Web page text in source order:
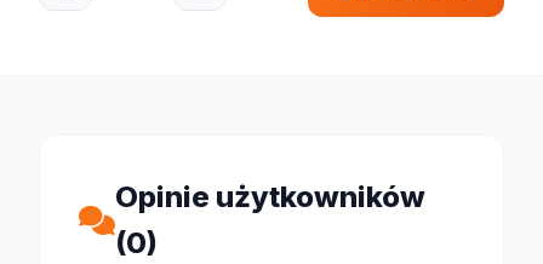
Opinie użytkowników
(0)